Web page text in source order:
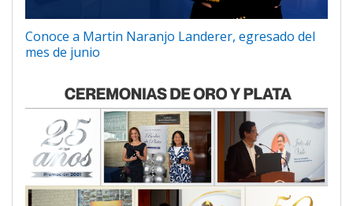
Conoce a Martin Naranjo Landerer, egresado del
mes de junio